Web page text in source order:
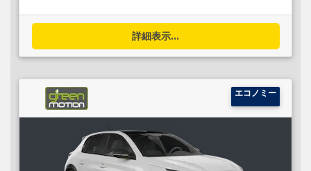
詳細表示...
エコノミー